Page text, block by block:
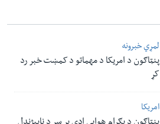
لمړي خبرونه
پنټاګون د امریکا د مهماتو د کمښت خبر رد
کړ
امریکا